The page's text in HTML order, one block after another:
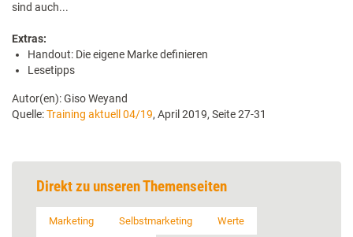
sind auch...
Extras:
Handout: Die eigene Marke definieren
Lesetipps
Autor(en): Giso Weyand
Quelle:Training aktuell 04/19, April 2019, Seite 27-31
Direkt zu unseren Themenseiten
Marketing Selbstmarketing Werte